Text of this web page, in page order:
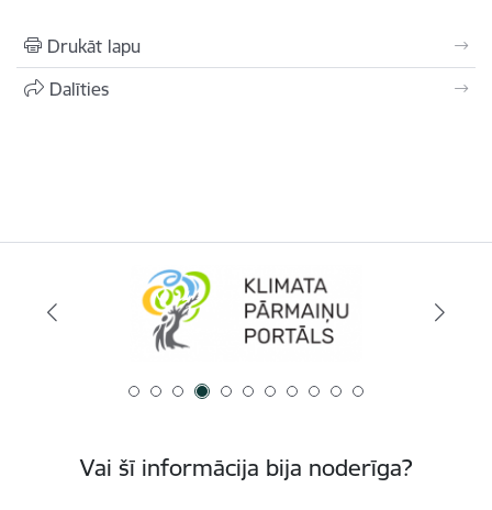
Drukāt lapu
Dalīties
Vai šī informācija bija noderīga?